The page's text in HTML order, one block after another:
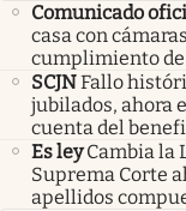
Comunicado
casa con
cumplimiento
SCJNFallo
jubilados, ahora
cuenta del
Es ley Cambia la
Suprema Corte
apellidos